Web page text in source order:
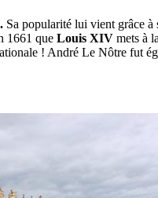
Sa popularité lui vient grâce à
1661 que Louis XIV mets à
! André Le Nôtre fut